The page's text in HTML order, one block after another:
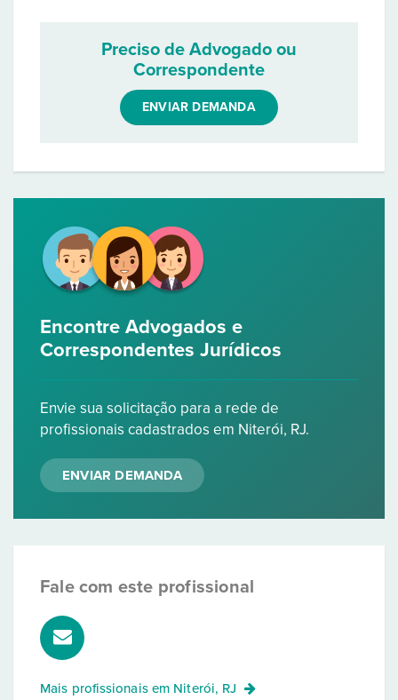
Preciso de Advogado ou
Correspondente
ENVIAR DEMANDA
Encontre Advogados e
Correspondentes Jurídicos
Envie sua solicitação para a rede de
profissionais cadastrados em Niterói, RJ.
ENVIAR DEMANDA
Fale com este profissional
Mais profissionais em Niterói, RJ